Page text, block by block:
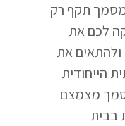
מסמך תקף רק
לכם את
ולהתאים את
הייחודית
מצמצם
בבית